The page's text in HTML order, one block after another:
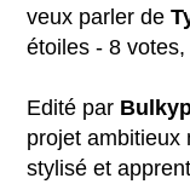
veux parler de
étoiles - 8
Edité par
projet ambitieux
stylisé et